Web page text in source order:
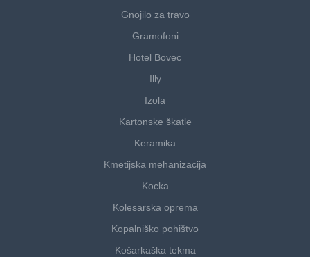
Gnojilo za travo
Gramofoni
Hotel Bovec
Illy
Izola
Kartonske škatle
Keramika
Kmetijska mehanizacija
Kocka
Kolesarska oprema
Kopalniško pohištvo
Košarkaška tekma